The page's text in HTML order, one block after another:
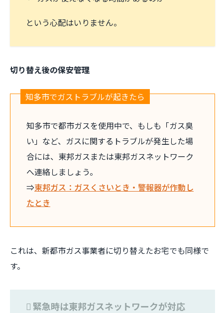
という心配はいりません。
切り替え後の保安管理
知多市でガストラブルが起きたら
知多市で都市ガスを使用中で、もしも「ガス臭
い」など、ガスに関するトラブルが発生した場
合には、東邦ガスまたは東邦ガスネットワーク
へ連絡しましょう。
⇒東邦ガス：ガスくさいとき・警報器が作動し
たとき
これは、新都市ガス事業者に切り替えたお宅でも同様で
す。
緊急時は東邦ガスネットワークが対応